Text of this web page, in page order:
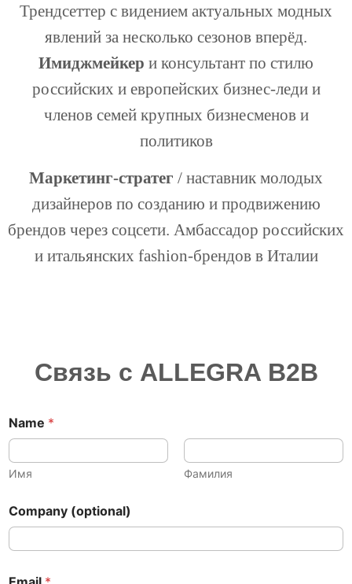
Трендсеттер с видением актуальных модных
явлений за несколько сезонов вперёд.
Имиджмейкер и консультант по стилю
российских и европейских бизнес-леди и
членов семей крупных бизнесменов и
политиков
Маркетинг-стратег / наставник молодых
дизайнеров по созданию и продвижению
брендов через соцсети. Амбассадор российских
и итальянских fashion-брендов в Италии
Связь с ALLEGRA B2B
Name *
Имя Фамилия
Company (optional)